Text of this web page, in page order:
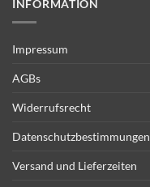
INFORMATION
Impressum
AGBs
Widerrufsrecht
Datenschutzbestimmungen
Versand und Lieferzeiten